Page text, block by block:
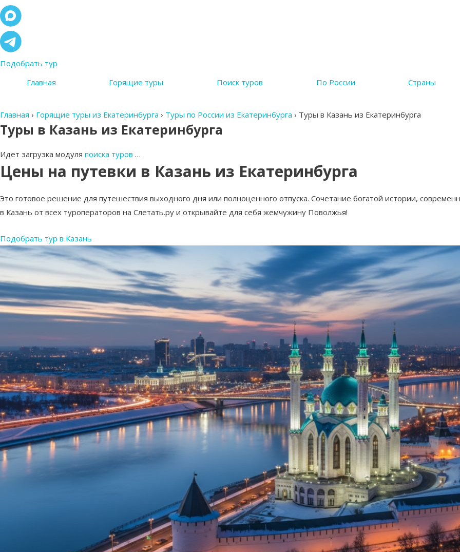
Подобрать тур
Главная
Горящие туры Поиск туров По России Страны
Главная › Горящие туры из Екатеринбурга › Туры по России из Екатеринбурга › Туры в Казань из Екатеринбурга
Туры в Казань из Екатеринбурга
Идет загрузка модуля поиска туров …
Цены на путевки в Казань из Екатеринбурга
Это готовое решение для путешествия выходного дня или полноценного отпуска. Сочетание богатой истории,
в Казань от всех туроператоров на Слетать.ру и открывайте для себя жемчужину Поволжья!
Подобрать тур в Казань